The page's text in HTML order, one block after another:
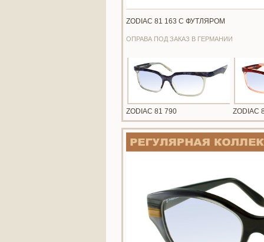
ZODIAC 81 163 С ФУТЛЯРОМ
ОПРАВА ПОД ЗАКАЗ В ГЕРМАНИИ
ZODIAC 81 790 ZODIAC